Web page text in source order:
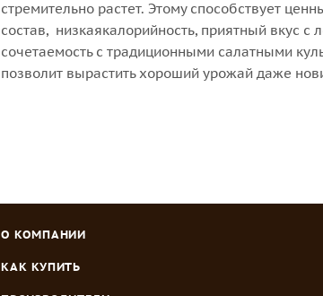
стремительно растет. Этому способствует
состав, низкаякалорийность, приятный вкус с
сочетаемость с традиционными салатными
позволит вырастить хороший урожай даже
О КОМПАНИИ
КАК КУПИТЬ